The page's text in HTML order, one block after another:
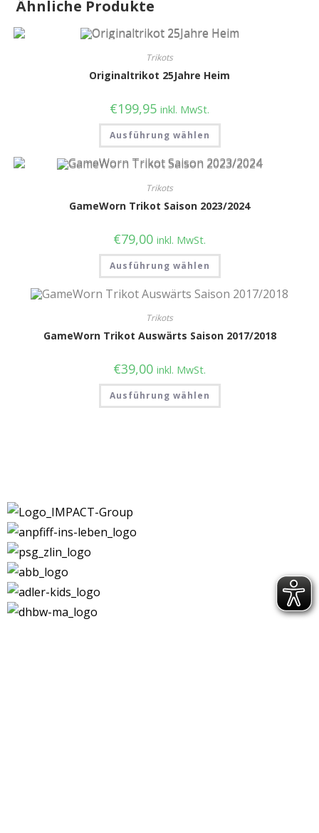
Ähnliche Produkte
Trikots
Originaltrikot 25Jahre Heim
€199,95 inkl. MwSt.
Ausführung wählen
Trikots
GameWorn Trikot Saison 2023/2024
€79,00 inkl. MwSt.
Ausführung wählen
Trikots
GameWorn Trikot Auswärts Saison 2017/2018
€39,00 inkl. MwSt.
Ausführung wählen